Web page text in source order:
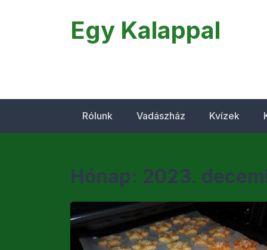
Egy Kalappal
Rólunk Vadászház Kvízek
Hónap: 2023.